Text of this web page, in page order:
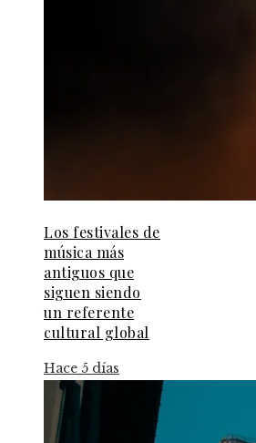
Los festivales de
música más
antiguos que
siguen siendo
un referente
cultural global
Hace 5 días